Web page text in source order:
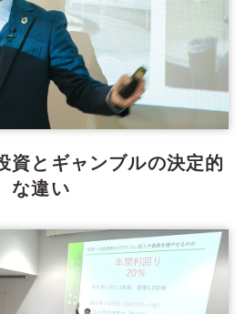
資とギャンブルの決定的
な違い